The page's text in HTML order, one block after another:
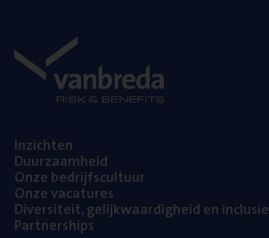
Inzich­ten
Duur­zaam­heid
Onze bedrijfs­cul­tuur
Onze vaca­tu­res
Diver­si­teit, gelijk­waar­dig­heid en inclusie
Part­ner­ships